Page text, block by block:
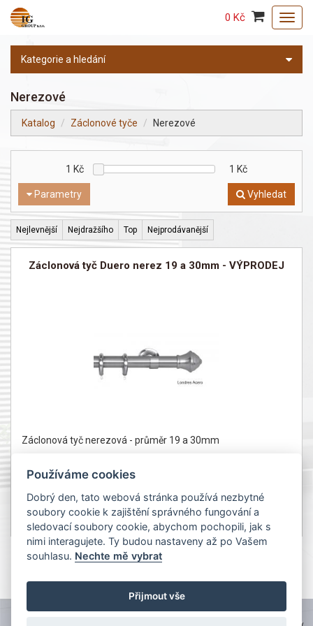
0 Kč
Kategorie a hledání
Nerezové
Katalog Záclonové tyče Nerezové
Parametry
1 Kč 1 Kč
Vyhledat
Nejlevnější Nejdražšího Top Nejprodávanější
Záclonová tyč Duero nerez 19 a 30mm - VÝPRODEJ
Záclonová tyč nerezová - průměr 19 a 30mm
Detail
-25 %2 Kč
od 1Kč
bez DPH od 1 Kč
1
TOPWEBY - webhosting, domény, tvorba www
Používáme cookies
Dobrý den, tato webová stránka používá nezbytné
soubory cookie k zajištění správného fungování a
sledovací soubory cookie, abychom pochopili, jak s
nimi interagujete. Ty budou nastaveny až po Vašem
souhlasu. Nechte mě vybrat
Přijmout vše